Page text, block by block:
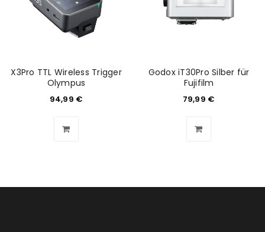
X3Pro TTL Wireless Trigger
Olympus
94,99 €
Godox iT30Pro Silber für
Fujifilm
79,99 €